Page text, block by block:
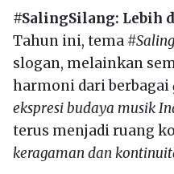
#SalingSilang: Lebih
Tahun ini, tema
slogan, melainkan
harmoni dari berbagai
ekspresi budaya musik
terus menjadi ruang
keragaman dan